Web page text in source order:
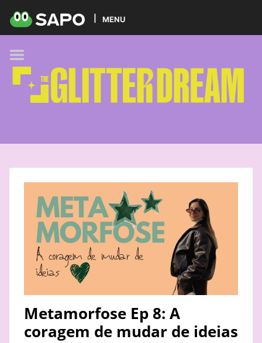
MENU
Metamorfose Ep 8: A
coragem de mudar de ideias
HOME
PODCAST
GLITTER BRANDS
KIDS
TREND
BEAUTY
MUSIC
BUSINESS
ABOUT